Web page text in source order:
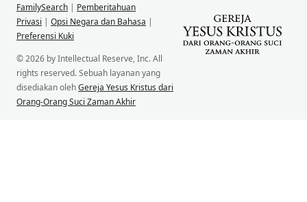
FamilySearch | Pemberitahuan
Privasi | Opsi Negara dan Bahasa |
Preferensi Kuki
© 2026 by Intellectual Reserve, Inc. All
rights reserved. Sebuah layanan yang
disediakan olehGereja Yesus Kristus dari
Orang-Orang Suci Zaman Akhir